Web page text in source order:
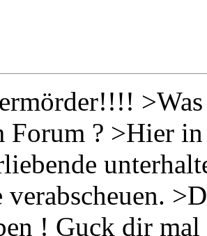
Forum ? >Hier
verabscheuen.
! Guck dir